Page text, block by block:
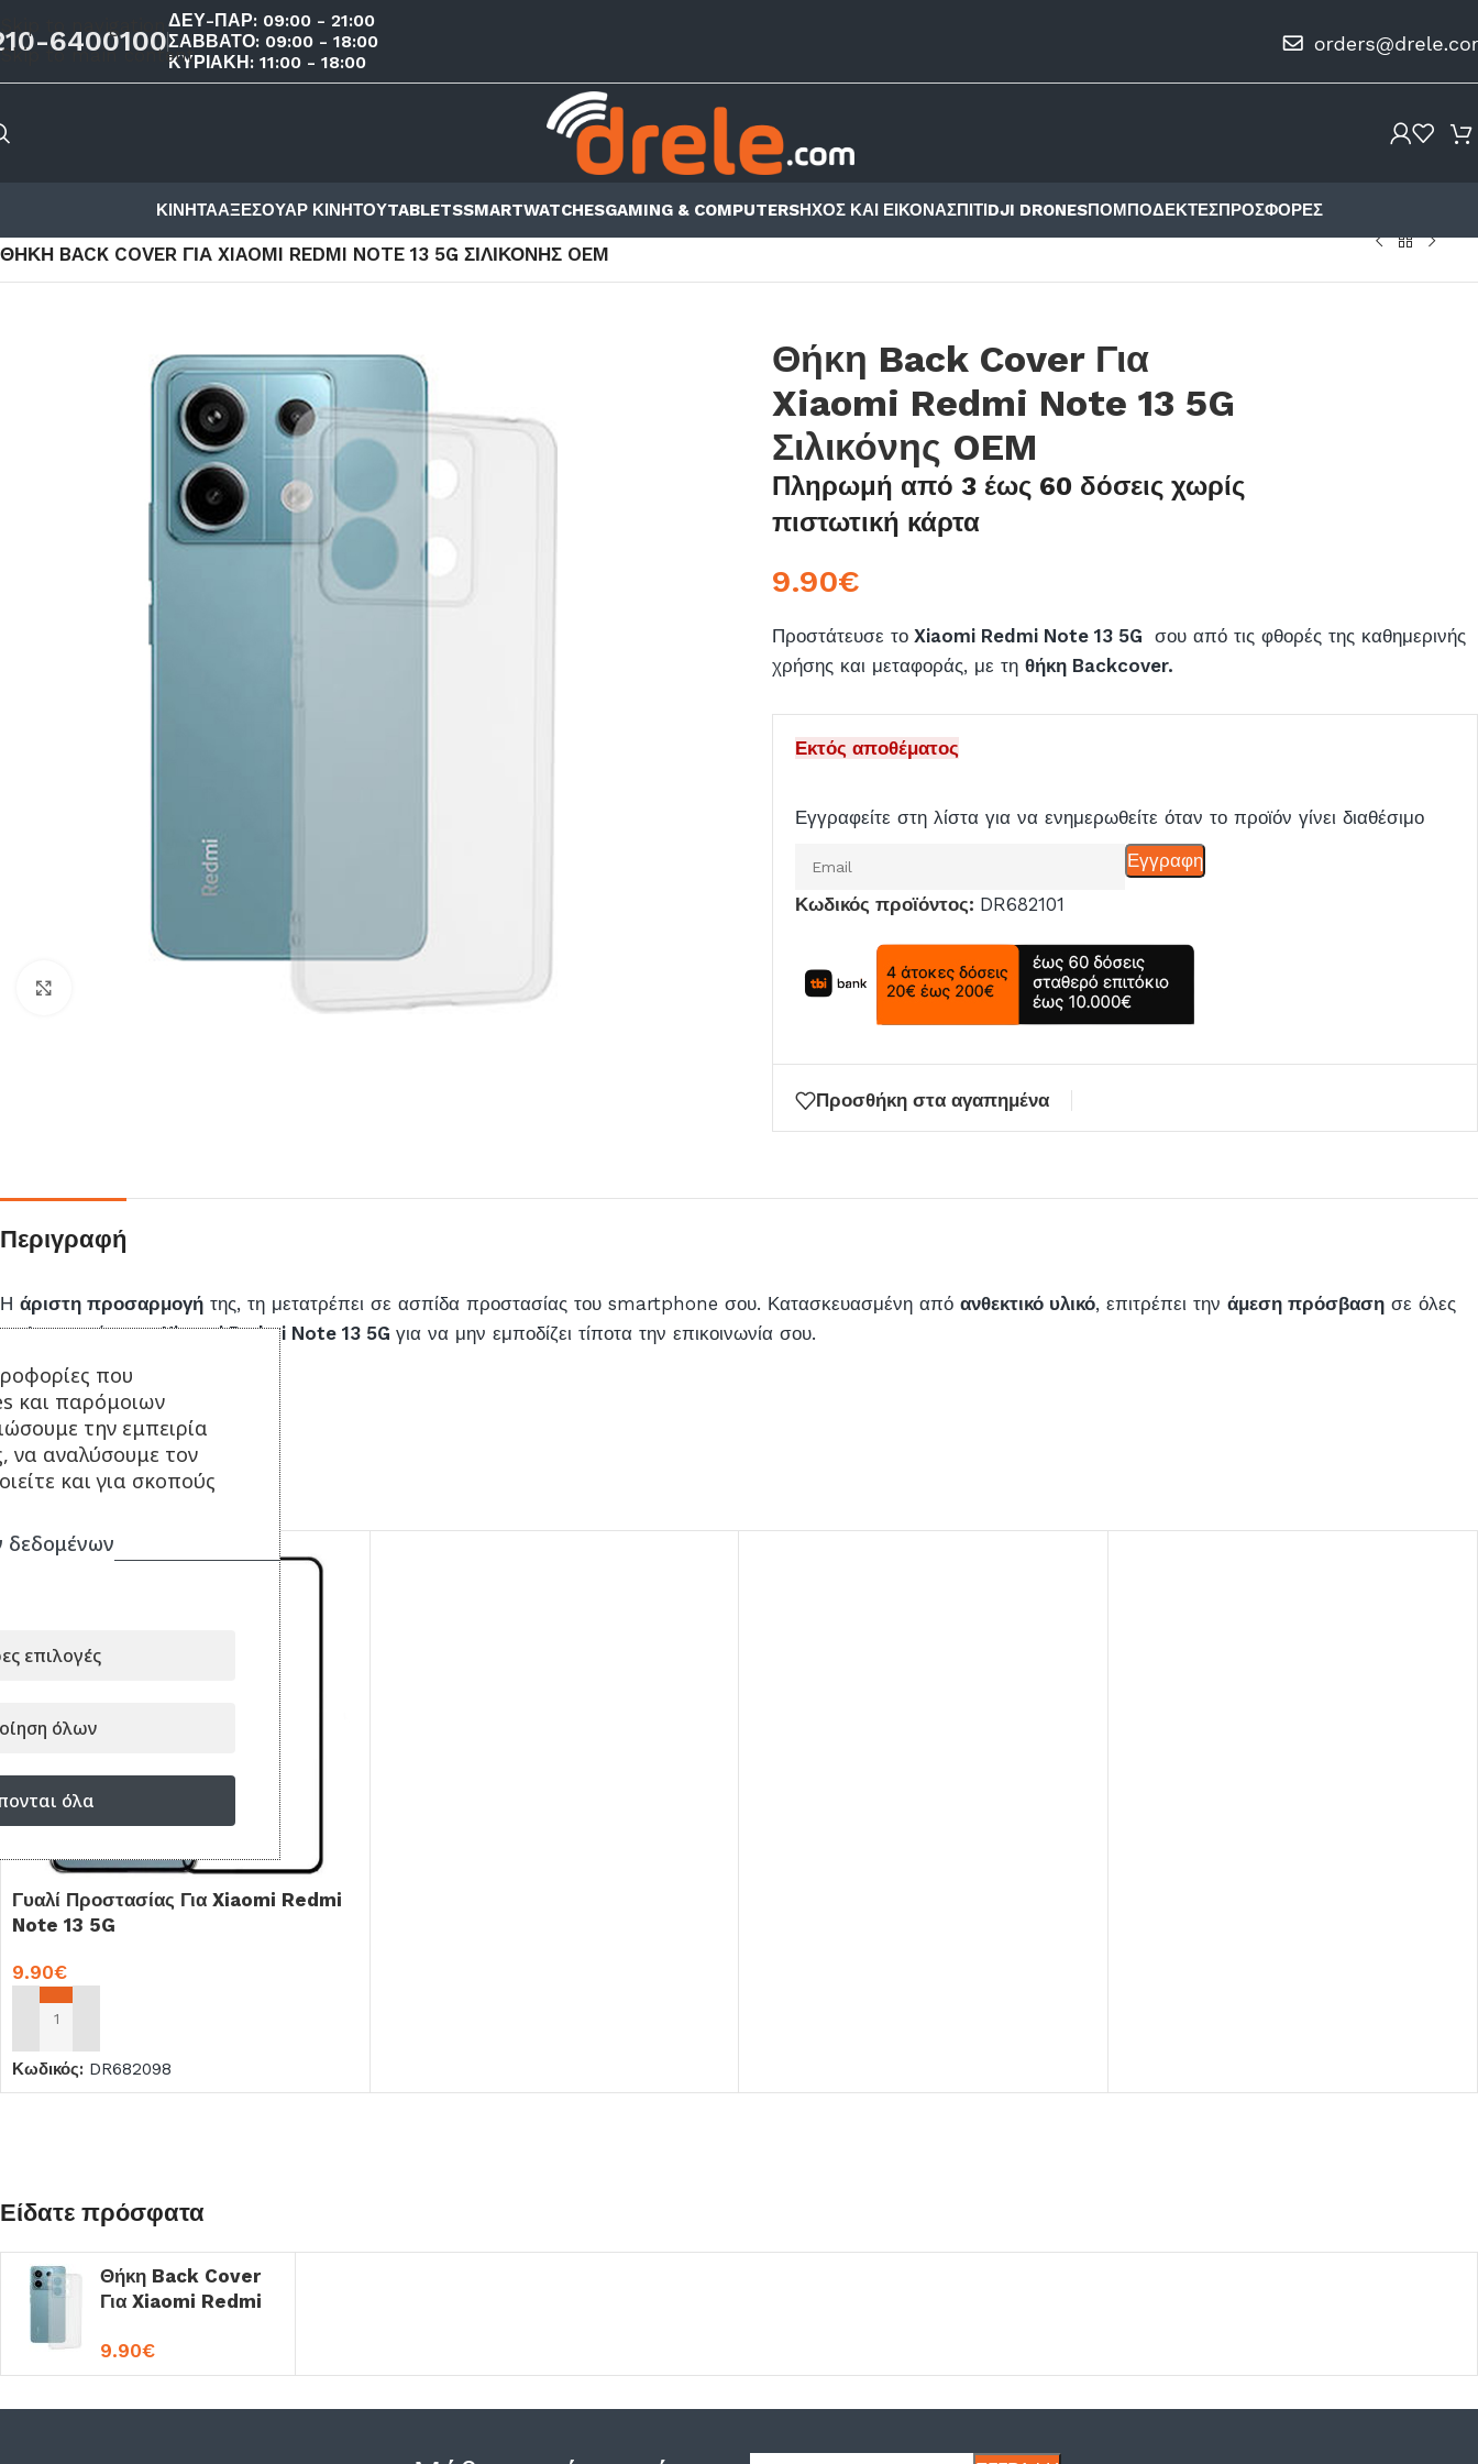
Skip to main content
6400100
ΔΕΥ-ΠΑΡ: 09:00 - 21:00
ΣΑΒΒΑΤΟ: 09:00 - 18:00
ΚΥΡΙΑΚΗ: 11:00 - 18:00
ΚΙΝΗΤΑΑΞΕΣΟΥΑΡ ΚΙΝΗΤΟΥTABLETSSMARTWATCHESGAMING & COMPUTERSΗΧΟΣ ΚΑΙ ΕΙΚΟΝΑΣΠΙΤΙDJI DRONESΠΟΜΠΟΔΈΚΤΕΣΠΡΟΣΦΟΡΈΣ
ΘΉΚΗ BACK COVER ΓΙΑ XIAOMI REDMI NOTE 13 5G ΣΙΛΙΚΌΝΗΣ OEM
Θήκη Back Cover Για
Xiaomi Redmi Note 13 5G
Σιλικόνης OEM
Πληρωμή από 3 έως 60 δόσεις χωρίς
πιστωτική κάρτα
9.90€
Προστάτευσε το Xiaomi Redmi Note 13 5G σου από τις φθορές της καθημερινής
χρήσης και μεταφοράς, με τη θήκη Backcover.
Εκτός αποθέματος
Εγγραφείτε στη λίστα για να ενημερωθείτε όταν το προϊόν γίνει διαθέσιμο
email
για
να
αναμονής
το
Εγγραφη
Κωδικός προϊόντος: DR682101
Προσθήκη στα αγαπημένα
Περιγραφή
Η άριστη προσαρμογή της, τη μετατρέπει σε ασπίδα προστασίας του smartphone σου. Κατασκευασμένη από ανθεκτικό υλικό, επιτρέπει την άμεση πρόσβαση σε όλες
τις λειτουργίες τουXiaomi Redmi Note 13 5G για να μην εμποδίζει τίποτα την επικοινωνία σου.
ΣΥΝΔΥΑΣΕ ΤΟ ΜΕ...
Γυαλί Προστασίας Για Xiaomi Redmi
Note 13 5G
9.90€
ΠΡΟΣΘΉΚΗ ΣΤΟ ΚΑΛΆΘΙ
Κωδικός: DR682098
Είδατε πρόσφατα
Θήκη Back Cover
Για Xiaomi Redmi
Σιλικόνης OEM
9.90€
που
και παρόμοιων
την εμπειρία
να αναλύσουμε τον
και για σκοπούς
επιλογές
όλων
όλα